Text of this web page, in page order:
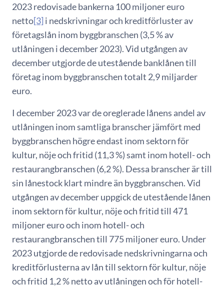
2023 redovisade bankerna 100 miljoner euro
netto[3] i nedskrivningar och kreditförluster av
företagslån inom byggbranschen (3,5 % av
utlåningen i december 2023). Vid utgången av
december utgjorde de utestående banklånen till
företag inom byggbranschen totalt 2,9 miljarder
euro.
I december 2023 var de oreglerade lånens andel av
utlåningen inom samtliga branscher jämfört med
byggbranschen högre endast inom sektorn för
kultur, nöje och fritid (11,3 %) samt inom hotell- och
restaurangbranschen (6,2 %). Dessa branscher är till
sin lånestock klart mindre än byggbranschen. Vid
utgången av december uppgick de utestående lånen
inom sektorn för kultur, nöje och fritid till 471
miljoner euro och inom hotell- och
restaurangbranschen till 775 miljoner euro. Under
2023 utgjorde de redovisade nedskrivningarna och
kreditförlusterna av lån till sektorn för kultur, nöje
och fritid 1,2 % netto av utlåningen och för hotell-